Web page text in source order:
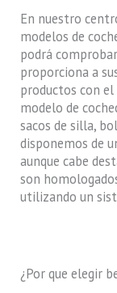
En nuestro
modelos de
podrá
proporciona a
productos con
modelo de
sacos de silla,
disponemos de
aunque cabe
son
utilizando un
¿Por que elegir